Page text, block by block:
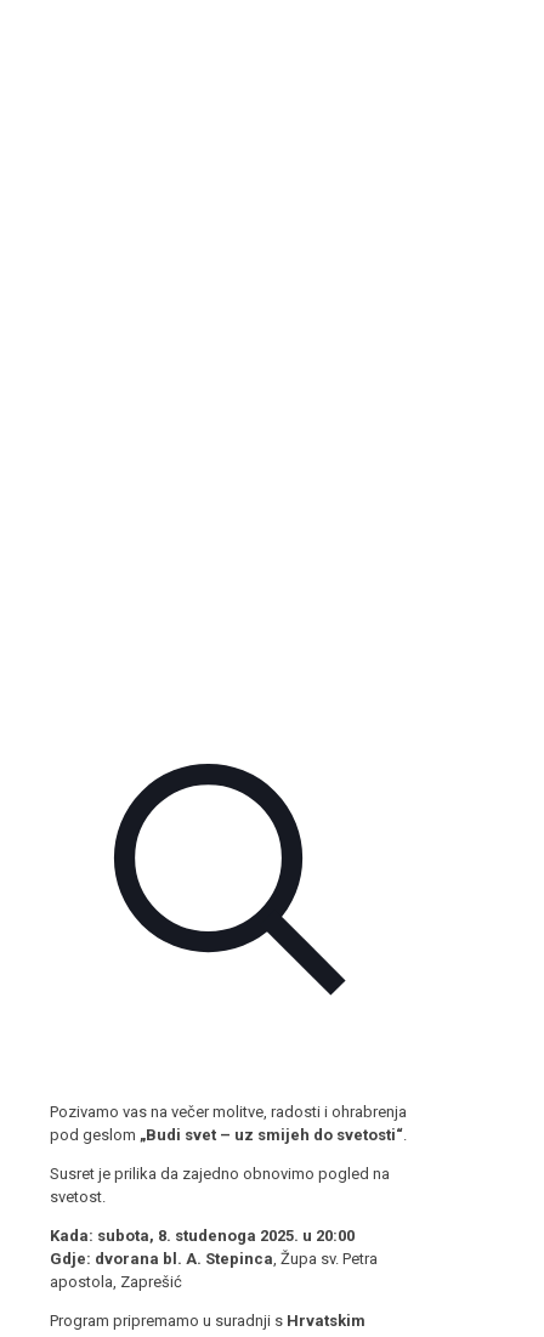
Pozivamo vas na večer molitve, radosti i ohrabrenja
pod geslom „Budi svet – uz smijeh do svetosti“.
Susret je prilika da zajedno obnovimo pogled na
svetost.
Kada: subota, 8. studenoga 2025. u 20:00
Gdje: dvorana bl. A. Stepinca, Župa sv. Petra
apostola, Zaprešić
Program pripremamo u suradnji s Hrvatskim